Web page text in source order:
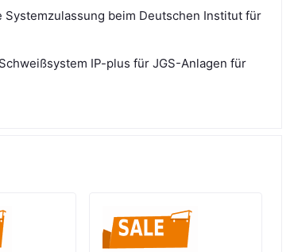
beim Deutschen Institut für
IP-plus für JGS-Anlagen für